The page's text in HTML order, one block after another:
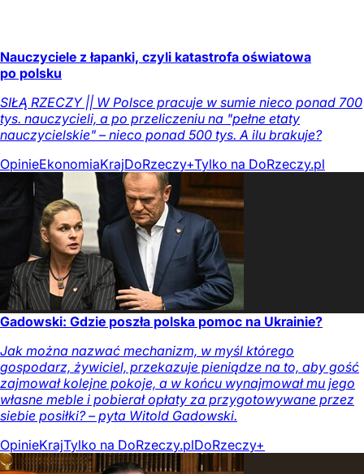
Nauczyciele z łapanki, czyli katastrofa oświatowa
po polsku
SIŁĄ RZECZY || W Polsce pracuje w sumie nieco ponad 700
tys. nauczycieli, a po przeliczeniu na "pełne etaty
nauczycielskie" – nieco ponad 500 tys. A ilu brakuje?
OpinieEkonomiaKrajDoRzeczy+Tylko na DoRzeczy.pl
Gadowski: Gdzie poszła polska pomoc na Ukrainie?
Jak można nazwać mechanizm, w myśl którego
gospodarz, żywiciel, przekazuje pieniądze na to, aby gość
zajmował kolejne pokoje, a w końcu wynajmował mu jego
własne meble i pobierał opłaty za przygotowywane przez
siebie posiłki? – pyta Witold Gadowski.
OpinieKrajTylko na DoRzeczy.plDoRzeczy+